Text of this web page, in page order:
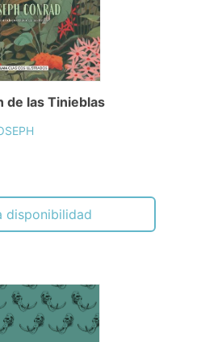
de las Tinieblas
disponibilidad